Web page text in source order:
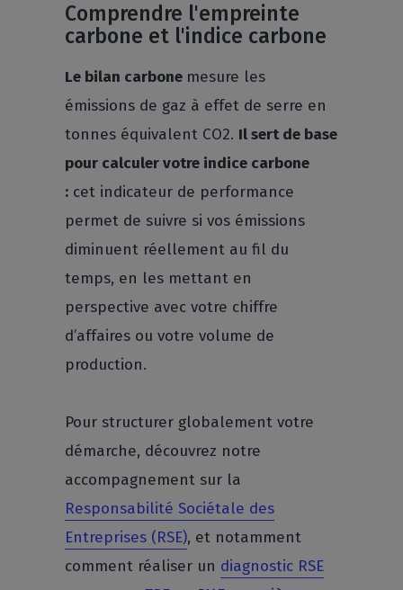
Comprendre l'empreinte
carbone et l'indice carbone
Le bilan carbone mesure les
émissions de gaz à effet de serre en
tonnes équivalent CO2. Il sert de base
pour calculer votre indice carbone
: cet indicateur de performance
permet de suivre si vos émissions
diminuent réellement au fil du
temps, en les mettant en
perspective avec votre chiffre
d’affaires ou votre volume de
production.
Pour structurer globalement votre
démarche, découvrez notre
accompagnement sur la
Responsabilité Sociétale des
Entreprises (RSE), et notamment
comment réaliser un diagnostic RSE